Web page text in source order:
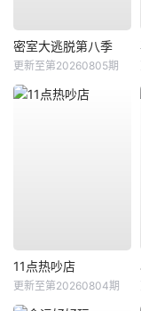
密室大逃脱第八季
更新至第20260805期
11点热吵店
更新至第20260804期